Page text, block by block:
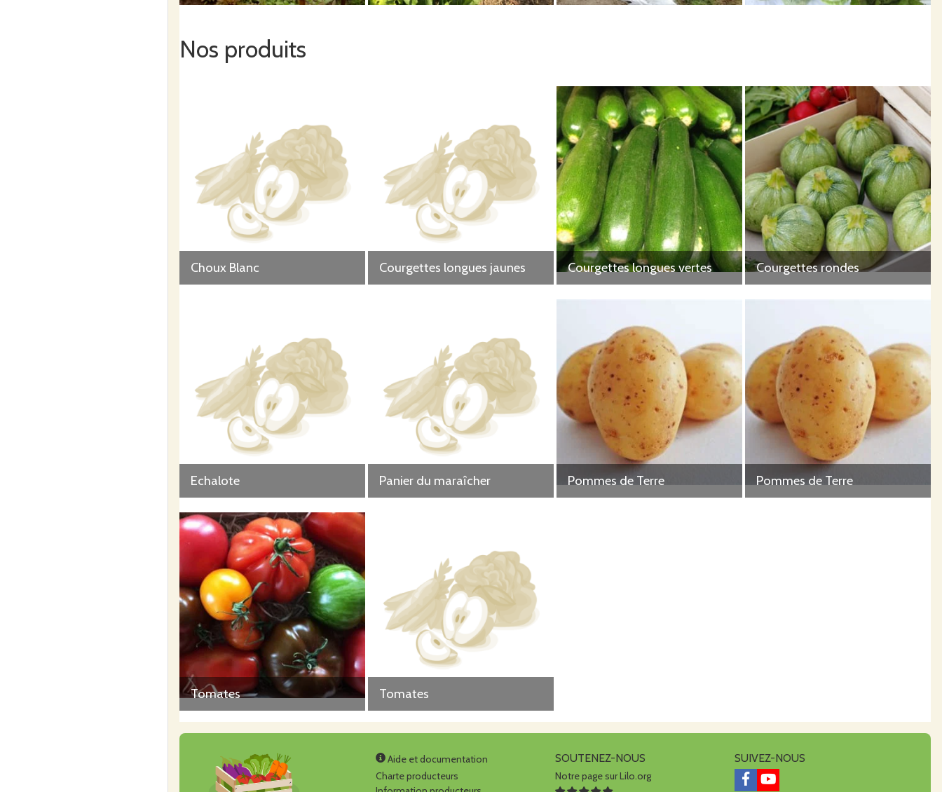
Nos produits
Choux Blanc Courgettes longues jaunes Courgettes longues vertes Courgettes rondes
Echalote Panier du maraîcher Pommes de Terre Pommes de Terre
Tomates Tomates
Aide et documentation
Charte producteurs
SOUTENEZ-NOUS
Notre page sur Lilo.org
SUIVEZ-NOUS